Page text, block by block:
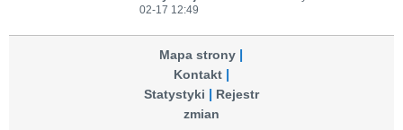
02-17 12:49
Mapa strony
Kontakt
Statystyki
Rejestr
zmian